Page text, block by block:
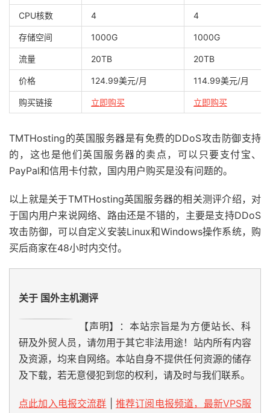
CPU核数 4 4
存储空间 1000G 1000G
流量 20TB 20TB
价格 124.99美元/月 114.99美元/月
购买链接 立即购买 立即购买
TMTHosting的英国服务器是有免费的DDoS攻击防御支持
的，这也是他们英国服务器的卖点，可以只要支付宝、
PayPal和信用卡付款，国内用户购买是没有问题的。
以上就是关于TMTHosting英国服务器的相关测评介绍，对
于国内用户来说网络、路由还是不错的，主要是支持DDoS
攻击防御，可以自定义安装Linux和Windows操作系统，购
买后商家在48小时内交付。
关于 国外主机测评
【声明】：本站宗旨是为方便站长、科
研及外贸人员，请勿用于其它非法用途！站内所有内容
及资源，均来自网络。本站自身不提供任何资源的储存
及下载，若无意侵犯到您的权利，请及时与我们联系。
点此加入电报交流群
推荐订阅电报频道，最新VPS服